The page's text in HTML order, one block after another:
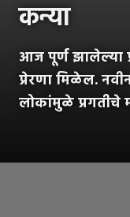
कन्या
आज पूर्ण झालेल्या
प्रेरणा मिळेल.
लोकांमुळे प्रगतीचे